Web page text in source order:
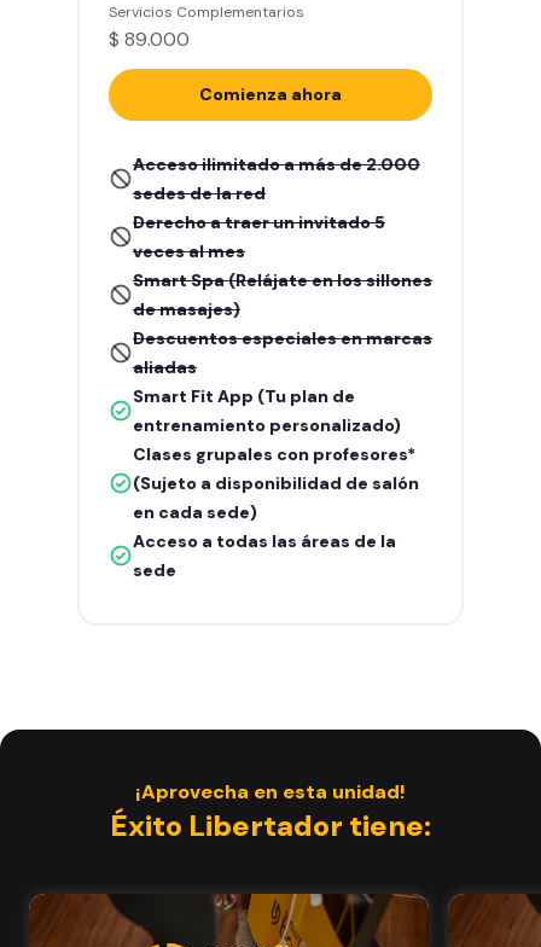
Servicios Complementarios
$ 89.000
Comienza ahora
Acceso ilimitado a más de 2.000
sedes de la red
Derecho a traer un invitado 5
veces al mes
Smart Spa (Relájate en los sillones
de masajes)
Descuentos especiales en marcas
aliadas
Smart Fit App (Tu plan de
entrenamiento personalizado)
Clases grupales con profesores*
(Sujeto a disponibilidad de salón
en cada sede)
Acceso a todas las áreas de la
sede
¡Aprovecha en esta unidad!
Éxito Libertador tiene: